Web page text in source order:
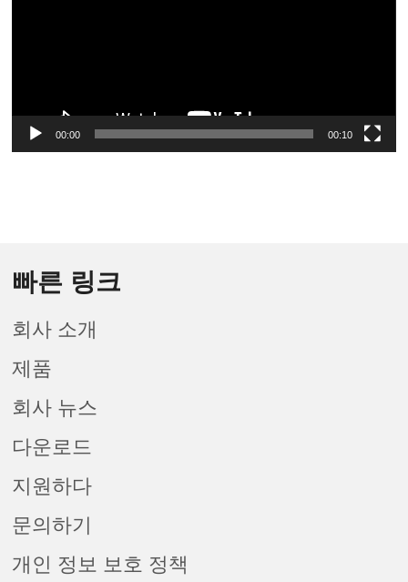
00:00 00:10
빠른 링크
회사 소개
제품
회사 뉴스
다운로드
지원하다
문의하기
개인 정보 보호 정책